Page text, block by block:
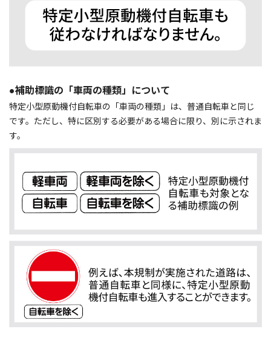
●補助標識の「車両の種類」について
特定小型原動機付自転車の「車両の種類」は、普通自転車と同じ
です。ただし、特に区別する必要がある場合に限り、別に示されま
す。